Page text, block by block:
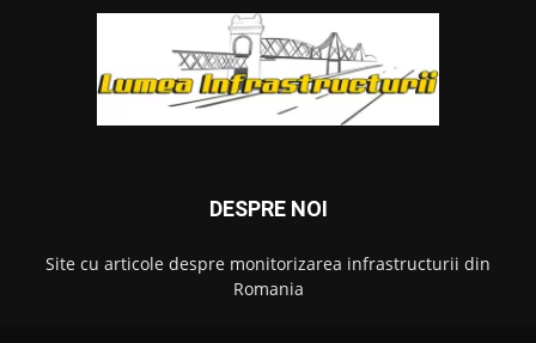
DESPRE NOI
Site cu articole despre monitorizarea infrastructurii din
Romania